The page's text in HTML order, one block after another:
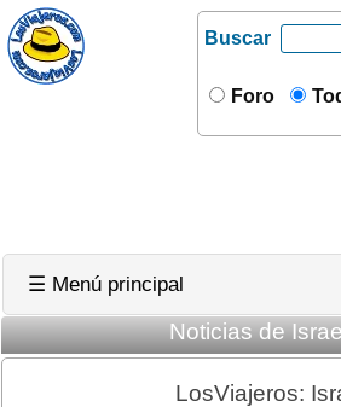
Buscar
Foro
☰ Menú principal
Noticias de
LosViajeros: